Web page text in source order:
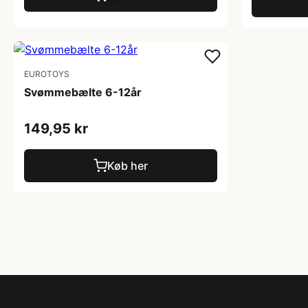
EUROTOYS
Svømmebælte 6-12år
149,95 kr
Køb her